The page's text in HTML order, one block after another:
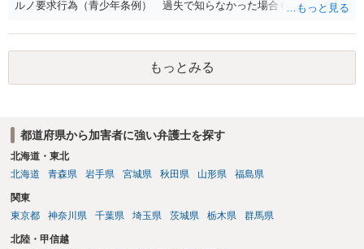
ルノ要求行為（青少年条例） 過失で知らなかった場合も処罰される
ることになります。 対応としては、福祉犯罪に詳しい弁護士に相談
した上で 相手方の地域も知らない・年齢も知らなかったという弁
解 もう消したので持ってない という弁解を用意して、警察相談を
検討してください。
もっとみる
都道府県から加害者に強い弁護士を探す
北海道・東北
北海道
青森県 岩手県 宮城県 秋田県 山形県 福島県
関東
東京都
神奈川県 千葉県 埼玉県 茨城県 栃木県 群馬県
北陸・甲信越